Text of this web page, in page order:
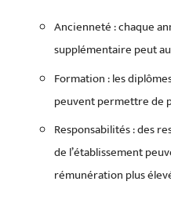
Ancienneté : chaque
supplémentaire peut
Formation : les
peuvent permettre de
Responsabilités : des
de l’établissement
rémunération plus